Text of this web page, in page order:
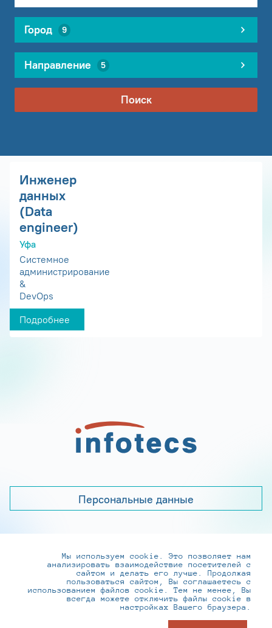
Город 9
Направление 5
Поиск
Инженер
данных
(Data
engineer)
Уфа
Системное
администрирование
&
DevOps
Подробнее
Персональные данные
+7 (495) 737-6192, 8-800-250-0-260
practice@infotecs.ru,hr@infotecs.ru
127273, г. Москва, Отрадная ул., 2Б строение 1
Мы используем cookie. Это позволяет нам
анализировать взаимодействие посетителей с
сайтом и делать его лучше. Продолжая
пользоваться сайтом, Вы соглашаетесь с
использованием файлов cookie. Тем не менее, Вы
всегда можете отключить файлы cookie в
настройках Вашего браузера.